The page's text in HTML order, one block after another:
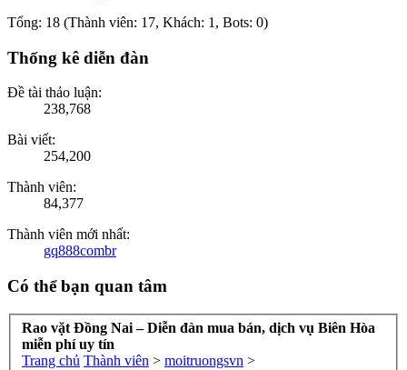
Tổng: 18 (Thành viên: 17, Khách: 1, Bots: 0)
Thống kê diễn đàn
Đề tài thảo luận:
238,768
Bài viết:
254,200
Thành viên:
84,377
Thành viên mới nhất:
gq888combr
Có thể bạn quan tâm
Rao vặt Đồng Nai – Diễn đàn mua bán, dịch vụ Biên Hòa
miễn phí uy tín
Trang chủ Thành viên > moitruongsvn >